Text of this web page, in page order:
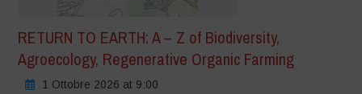
RETURN TO EARTH: A – Z of Biodiversity,
Agroecology, Regenerative Organic Farming
1 Ottobre 2026 at 9:00